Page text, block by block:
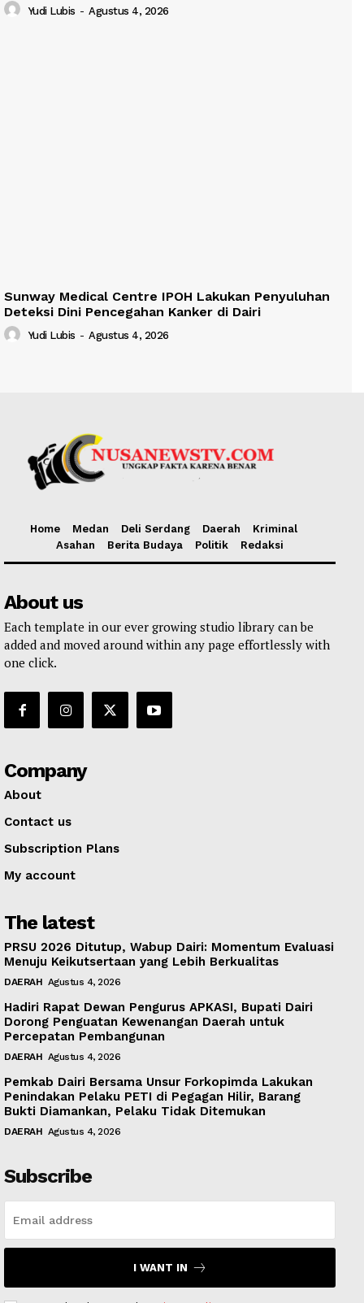
Yudi Lubis - Agustus 4, 2026
Sunway Medical Centre IPOH Lakukan Penyuluhan
Deteksi Dini Pencegahan Kanker di Dairi
Yudi Lubis - Agustus 4, 2026
Home Medan Deli Serdang Daerah
Kriminal
Asahan
Berita Budaya Politik Redaksi
About us
Each template in our ever growing studio library can be
added and moved around within any page effortlessly with
one click.
Company
About
Contact us
Subscription Plans
My account
The latest
PRSU 2026 Ditutup, Wabup Dairi: Momentum Evaluasi
Menuju Keikutsertaan yang Lebih Berkualitas
DAERAH Agustus 4, 2026
Hadiri Rapat Dewan Pengurus APKASI, Bupati Dairi
Dorong Penguatan Kewenangan Daerah untuk
Percepatan Pembangunan
DAERAH Agustus 4, 2026
Pemkab Dairi Bersama Unsur Forkopimda Lakukan
Penindakan Pelaku PETI di Pegagan Hilir, Barang
Bukti Diamankan, Pelaku Tidak Ditemukan
DAERAH Agustus 4, 2026
Subscribe
I WANT IN